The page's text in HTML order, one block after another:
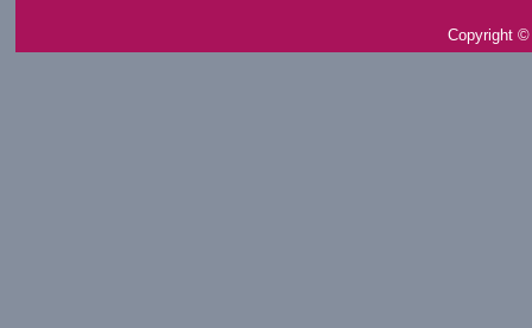
Copyright